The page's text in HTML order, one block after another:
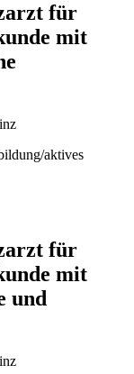
für
mit
aktives
für
mit
und